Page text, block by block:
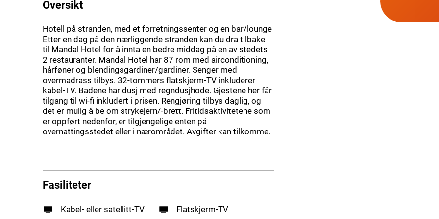
Oversikt
Hotell på stranden, med et forretningssenter og en bar/lounge
Etter en dag på den nærliggende stranden kan du dra tilbake
til Mandal Hotel for å innta en bedre middag på en av stedets
2 restauranter. Mandal Hotel har 87 rom med airconditioning,
hårføner og blendingsgardiner/gardiner. Senger med
overmadrass tilbys. 32-tommers flatskjerm-TV inkluderer
kabel-TV. Badene har dusj med regndusjhode. Gjestene her får
tilgang til wi-fi inkludert i prisen. Rengjøring tilbys daglig, og
det er mulig å be om strykejern/-brett. Fritidsaktivitetene som
er oppført nedenfor, er tilgjengelige enten på
overnattingsstedet eller i nærområdet. Avgifter kan tilkomme.
Fasiliteter
Kabel- eller satellitt-TV Flatskjerm-TV